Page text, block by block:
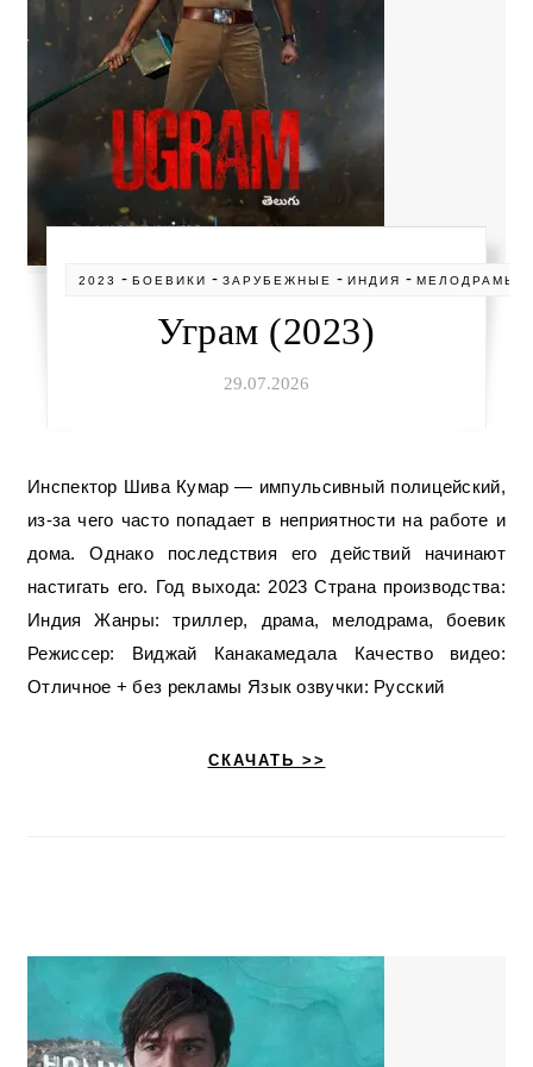
2023 -БОЕВИКИ -ЗАРУБЕЖНЫЕ -ИНДИЯ -МЕЛОДРАМЫ
Уграм (2023)
29.07.2026
Инспектор Шива Кумар — импульсивный полицейский,
из-за чего часто попадает в неприятности на работе и
дома. Однако последствия его действий начинают
настигать его. Год выхода: 2023 Страна производства:
Индия Жанры: триллер, драма, мелодрама, боевик
Режиссер: Виджай Канакамедала Качество видео:
Отличное + без рекламы Язык озвучки: Русский
СКАЧАТЬ >>